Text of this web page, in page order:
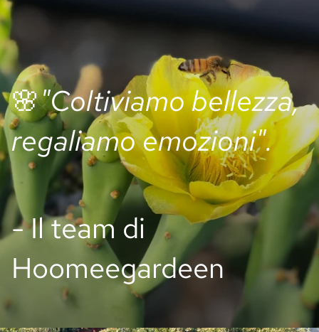
🌸"Coltiviamo bellezza,
regaliamo emozioni".
- Il team di
Hoomeegardeen